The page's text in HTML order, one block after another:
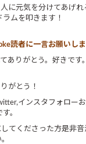
に元気を分けてあげ
ムを叩きます！
読者に一言お願いしま
ありがとう。好きです
がとう！
インスタフォロー
。
てくださった方是非